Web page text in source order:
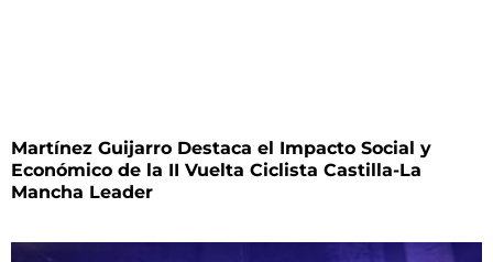
Martínez Guijarro Destaca el Impacto Social y
Económico de la II Vuelta Ciclista Castilla-La
Mancha Leader